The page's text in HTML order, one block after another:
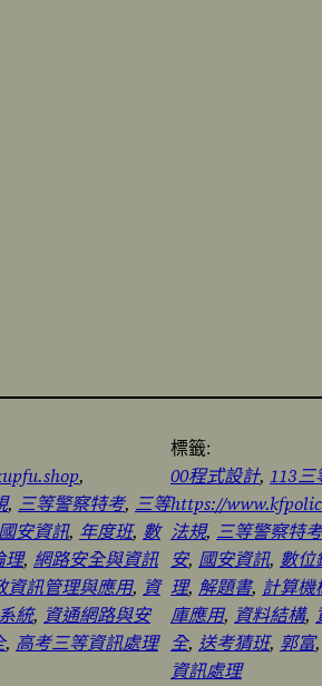
, 三等警察特考, 三等
國安資訊, 年度班, 數
理, 網路安全與資訊
資訊管理與應用, 資
統, 資通網路與安
, 高考三等資訊處理
標籤:
00程式設計, 113三
https://
法規, 三等警察特考
安, 國安資訊, 數位
理, 解題書, 計算機
庫應用, 資料結構,
全, 送考猜班, 郭富,
資訊處理